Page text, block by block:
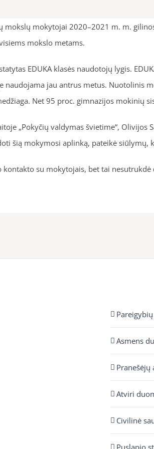
mokytojai 2020–2021 m. m.
mokslo metams.
EDUKA klasės naudotojų lygis.
jau antrus metus. Nuotolinis
Net 95 proc. gimnazijos mokinių
„Pokyčių valdymas švietime“,
šią mokymosi aplinką, pateikė siūlymų,
su mokytojais, bet tai
Asmens
Pranešėjų
Atviri
Civilinė
Puslapio